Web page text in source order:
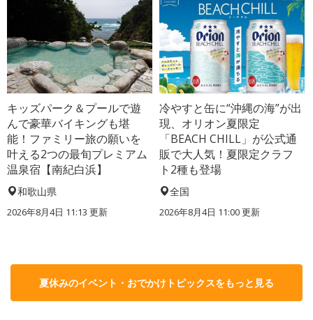
キッズパーク＆プールで遊
んで豪華バイキングも堪
能！ファミリー旅の願いを
叶える2つの最旬プレミアム
温泉宿【南紀白浜】
和歌山県
2026年8月4日 11:13 更新
冷やすと缶に“沖縄の海”が出
現、オリオン夏限定
「BEACH CHILL」が公式通
販で大人気！夏限定クラフ
ト2種も登場
全国
2026年8月4日 11:00更新
夏休みのイベント・おでかけトピックスをもっと見る